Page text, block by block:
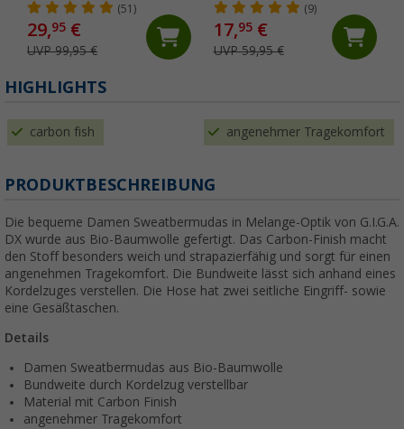
(51)
29,95 €
UVP 99,95 €
Damen Sweatjacke
(9)
17,95€
UVP 59,95 €
HIGHLIGHTS
carbon fish angenehmer Tragekomfort
PRODUKTBESCHREIBUNG
Die bequeme Damen Sweatbermudas in Melange-Optik von G.I.G.A.
DX wurde aus Bio-Baumwolle gefertigt. Das Carbon-Finish macht
den Stoff besonders weich und strapazierfähig und sorgt für einen
angenehmen Tragekomfort. Die Bundweite lässt sich anhand eines
Kordelzuges verstellen. Die Hose hat zwei seitliche Eingriff- sowie
eine Gesäßtaschen.
Details
Damen Sweatbermudas aus Bio-Baumwolle
Bundweite durch Kordelzug verstellbar
Material mit Carbon Finish
angenehmer Tragekomfort